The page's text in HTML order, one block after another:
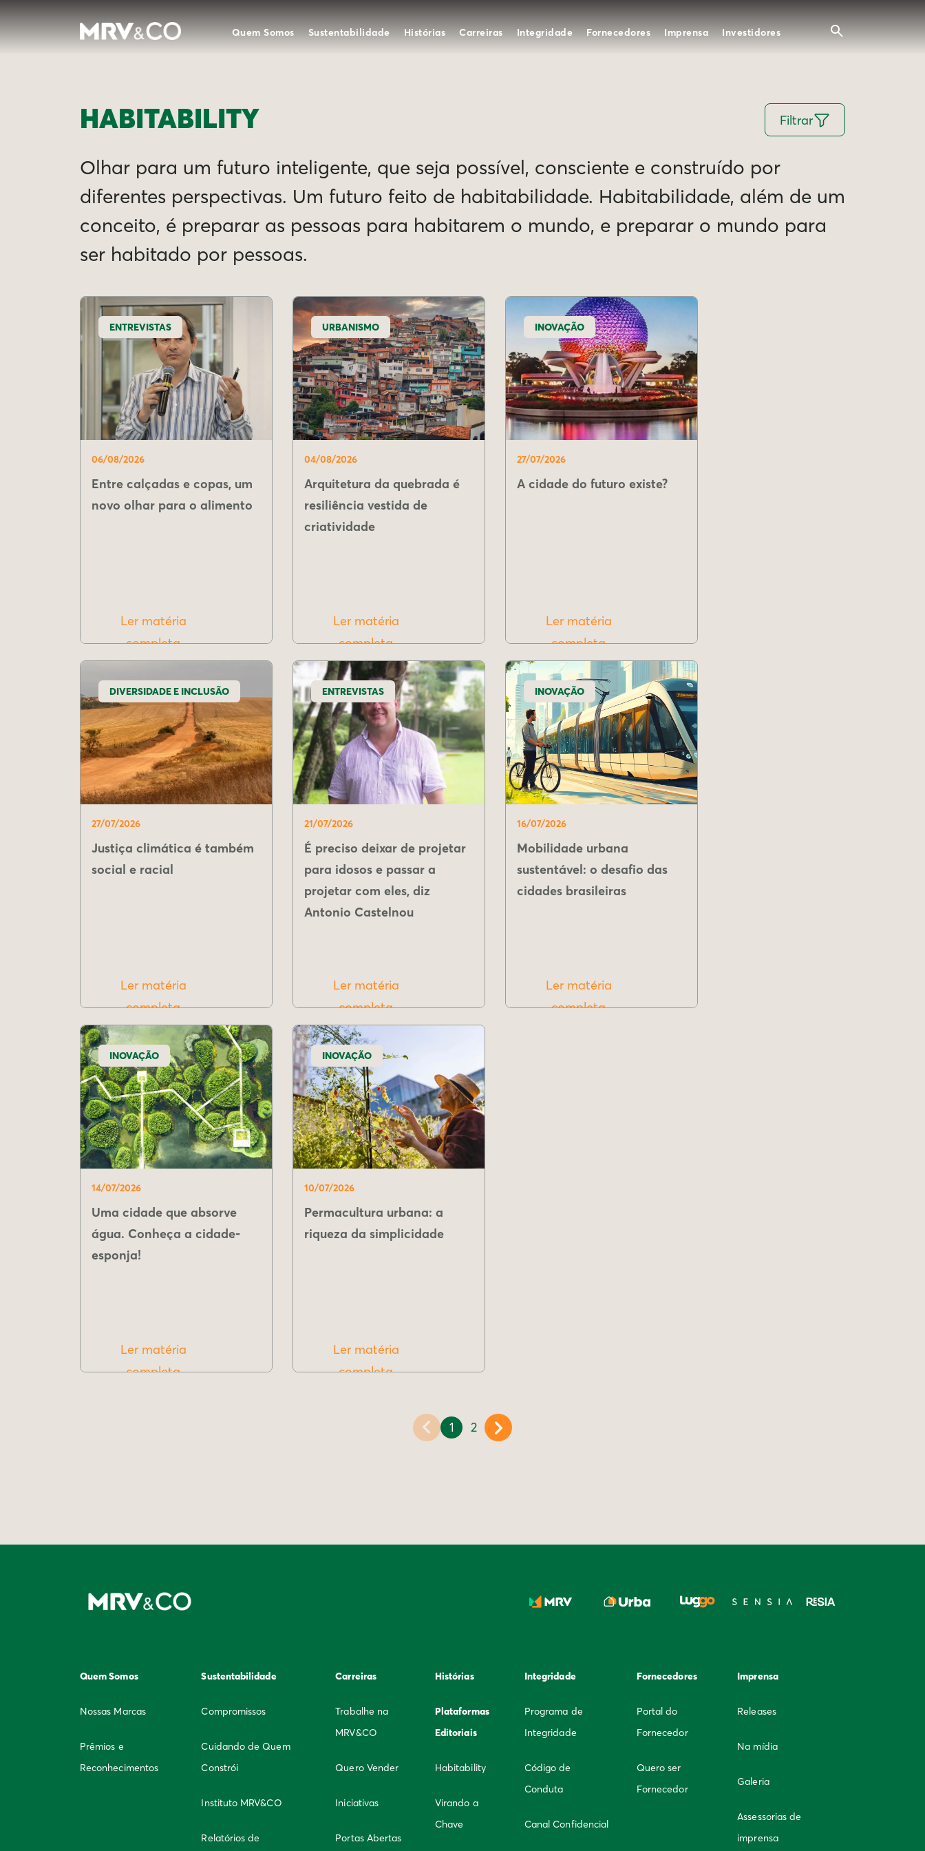
Quem Somos Sustentabilidade Histórias Carreiras Integridade Fornecedores Imprensa Investidores
HABITABILITY Filtrar
Olhar para um futuro inteligente, que seja possível, consciente e construído por
diferentes perspectivas. Um futuro feito de habitabilidade. Habitabilidade, além de um
conceito, é preparar as pessoas para habitarem o mundo, e preparar o mundo para
ser habitado por pessoas.
ENTREVISTAS
06/08/2026
Entre calçadas e copas, um
novo olhar para o alimento
Ler matéria
completa
URBANISMO
04/08/2026
Arquitetura da quebrada é
resiliência vestida de
criatividade
Ler matéria
completa
INOVAÇÃO
27/07/2026
A cidade do futuro existe?
Ler matéria
completa
DIVERSIDADE E INCLUSÃO
27/07/2026
Justiça climática é também
social e racial
Ler matéria
completa
ENTREVISTAS
21/07/2026
É preciso deixar de projetar
para idosos e passar a
projetar com eles, diz
Antonio Castelnou
Ler matéria
completa
INOVAÇÃO
16/07/2026
Mobilidade urbana
sustentável: o desafio das
cidades brasileiras
Ler matéria
completa
INOVAÇÃO
14/07/2026
Uma cidade que absorve
água. Conheça a cidade-
esponja!
Ler matéria
completa
INOVAÇÃO
10/07/2026
Permacultura urbana: a
riqueza da simplicidade
Ler matéria
completa
1 2
Quem Somos
Nossas Marcas
Prêmios e
Reconhecimentos
Sustentabilidade
Compromissos
Cuidando de Quem
Constrói
Instituto MRV&CO
Relatórios de
Carreiras
Trabalhe na
MRV&CO
Quero Vender
Iniciativas
Portas Abertas
Histórias
Plataformas
Editoriais
Habitability
Virando a
Chave
Integridade
Programa de
Integridade
Código de
Conduta
Canal Confidencial
Fornecedores
Portal do
Fornecedor
Quero ser
Fornecedor
Imprensa
Releases
Na mídia
Galeria
Assessorias de
imprensa